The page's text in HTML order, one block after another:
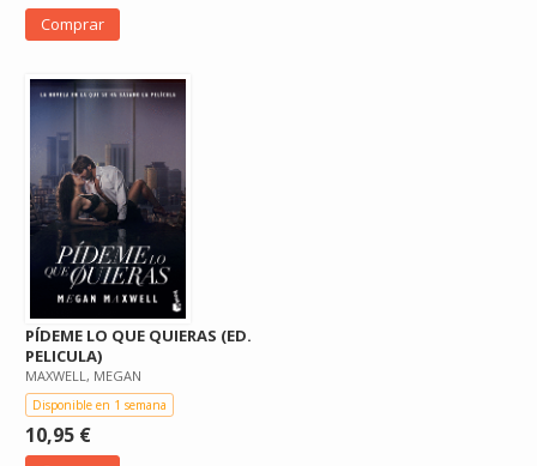
Comprar
PÍDEME LO QUE QUIERAS (ED.
PELICULA)
MAXWELL, MEGAN
Disponible en 1 semana
10,95 €